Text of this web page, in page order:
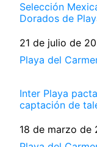
Selección
Dorados de
Fecha
21 de julio de
Respecto a
Playa del
Inter Playa
captación de
Fecha
18 de marzo de